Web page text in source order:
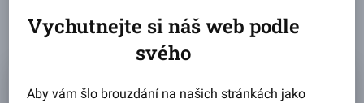
Roční úroková sazba se u Zonky pohybuje od 3,99 % do
Vychutnejte si náš web podle
svého
Aby vám šlo brouzdání na našich stránkách jako